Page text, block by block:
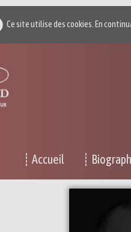
Ce site utilise des cookies. En
┊ Accueil ┊